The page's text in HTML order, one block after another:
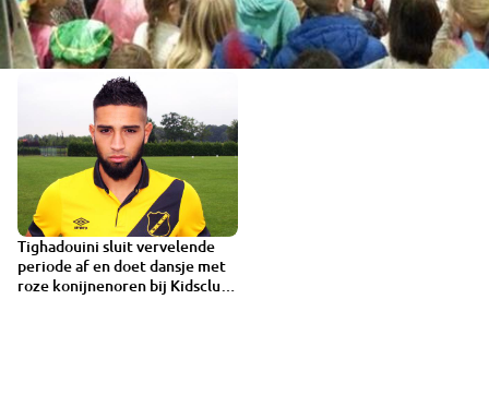
Tighadouini sluit vervelende
periode af en doet dansje met
roze konijnenoren bij Kidsclub